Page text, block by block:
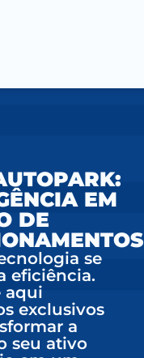
EM
DE
se
eficiência.
aqui
exclusivos
a
seu ativo